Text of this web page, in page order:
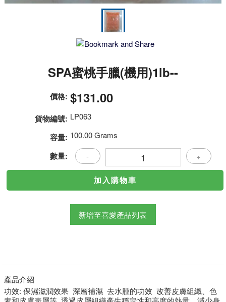
SPA蜜桃手臘(機用)1lb--
價格: $131.00
貨物編號: LP063
容量: 100.00 Grams
數量: - +
新增至喜愛產品列表
產品介紹
功效: 保濕滋潤效果 深層補濕 去水腫的功效 改善皮膚組織、色